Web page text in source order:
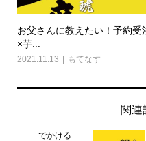
お父さんに教えたい！予約
×芋...
2021.11.13 もてなす
関連
でかける